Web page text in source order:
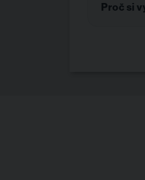
Proč si